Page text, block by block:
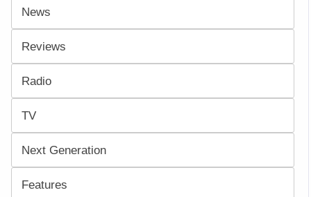
News
Reviews
Radio
TV
Next Generation
Features